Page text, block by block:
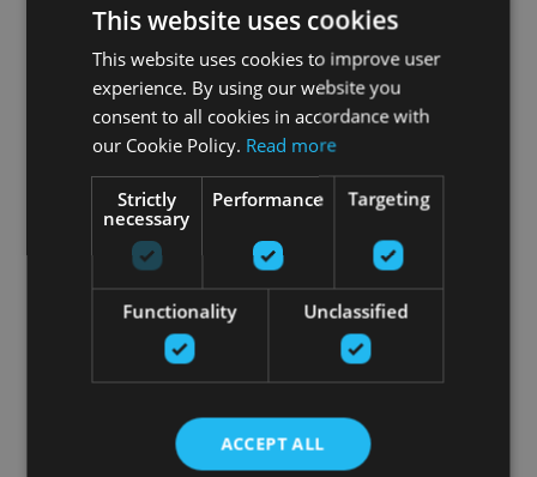
This website uses cookies
This website uses cookies to improve user
experience. By using our website you
consent to all cookies in accordance with
our Cookie Policy. Read more
Strictly
necessary
Performance Targeting
Functionality Unclassified
ACCEPT ALL